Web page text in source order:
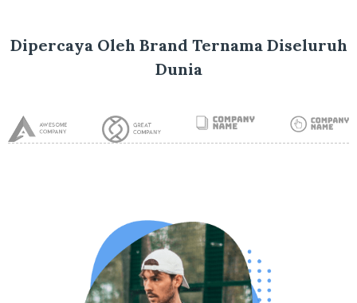
Dipercaya Oleh Brand Ternama Diseluruh
Dunia